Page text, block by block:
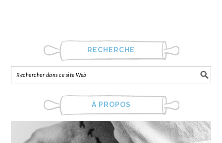
RECHERCHE
À PROPOS